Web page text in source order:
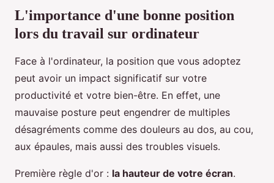
L'importance d'une bonne position
lors du travail sur ordinateur
Face à l'ordinateur, la position que vous adoptez
peut avoir un impact significatif sur votre
productivité et votre bien-être. En effet, une
mauvaise posture peut engendrer de multiples
désagréments comme des douleurs au dos, au cou,
aux épaules, mais aussi des troubles visuels.
Première règle d'or : la hauteur de votre écran.